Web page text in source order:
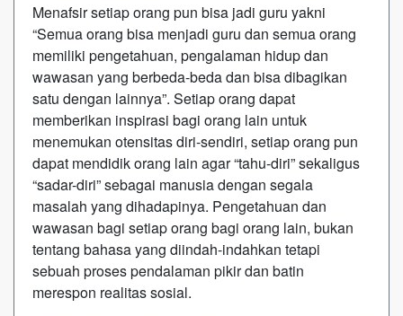
Menafsir setiap orang pun bisa jadi guru yakni
“Semua orang bisa menjadi guru dan semua orang
memiliki pengetahuan, pengalaman hidup dan
wawasan yang berbeda-beda dan bisa dibagikan
satu dengan lainnya”. Setiap orang dapat
memberikan inspirasi bagi orang lain untuk
menemukan otensitas diri-sendiri, setiap orang pun
dapat mendidik orang lain agar “tahu-diri” sekaligus
“sadar-diri” sebagai manusia dengan segala
masalah yang dihadapinya. Pengetahuan dan
wawasan bagi setiap orang bagi orang lain, bukan
tentang bahasa yang diindah-indahkan tetapi
sebuah proses pendalaman pikir dan batin
merespon realitas sosial.